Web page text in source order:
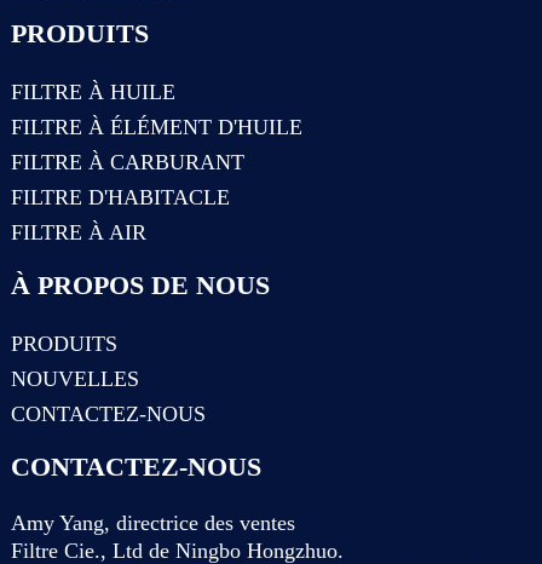
PRODUITS
FILTRE À HUILE
FILTRE À ÉLÉMENT D'HUILE
FILTRE À CARBURANT
FILTRE D'HABITACLE
FILTRE À AIR
À PROPOS DE NOUS
PRODUITS
NOUVELLES
CONTACTEZ-NOUS
CONTACTEZ-NOUS
Amy Yang, directrice des ventes
Filtre Cie., Ltd de Ningbo Hongzhuo.